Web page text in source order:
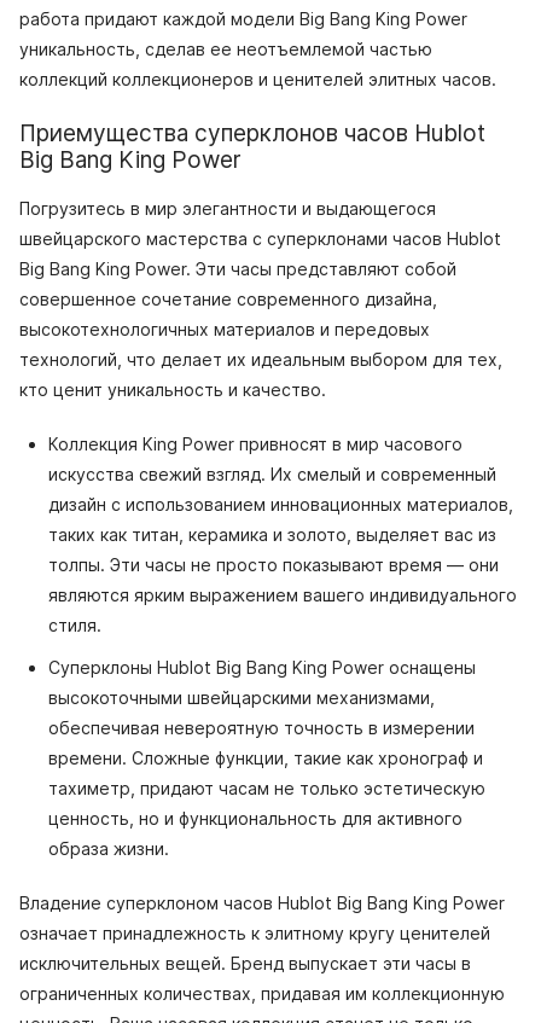
работа придают каждой модели Big Bang King Power
уникальность, сделав ее неотъемлемой частью
коллекций коллекционеров и ценителей элитных часов.
Приемущества суперклонов часов Hublot
Big Bang King Power
Погрузитесь в мир элегантности и выдающегося
швейцарского мастерства с суперклонами часов Hublot
Big Bang King Power. Эти часы представляют собой
совершенное сочетание современного дизайна,
высокотехнологичных материалов и передовых
технологий, что делает их идеальным выбором для тех,
кто ценит уникальность и качество.
Коллекция King Power привносят в мир часового
искусства свежий взгляд. Их смелый и современный
дизайн с использованием инновационных материалов,
таких как титан, керамика и золото, выделяет вас из
толпы. Эти часы не просто показывают время — они
являются ярким выражением вашего индивидуального
стиля.
Суперклоны Hublot Big Bang King Power оснащены
высокоточными швейцарскими механизмами,
обеспечивая невероятную точность в измерении
времени. Сложные функции, такие как хронограф и
тахиметр, придают часам не только эстетическую
ценность, но и функциональность для активного
образа жизни.
Владение суперклоном часов Hublot Big Bang King Power
означает принадлежность к элитному кругу ценителей
исключительных вещей. Бренд выпускает эти часы в
ограниченных количествах, придавая им коллекционную